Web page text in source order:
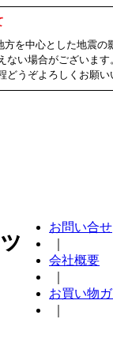
を中心とした地震
い場合がございます
うぞよろしくお願い
お問い合せ
会社概要
お買い物